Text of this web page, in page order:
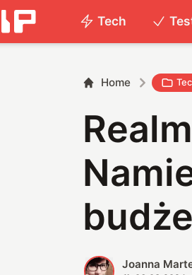
Tech
Home
J Joanna